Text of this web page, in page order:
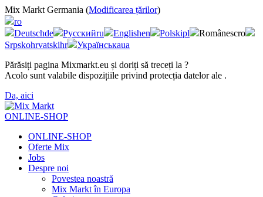
Mix Markt Germania (Modificarea țărilor)
ro
Deutschde Русскийru Englishen Polskipl Românescro
Srpskohrvatskihr Українськаua
Părăsiți pagina Mixmarkt.eu și doriți să treceți la ?
Acolo sunt valabile dispozițiile privind protecția datelor ale .
Da, aici
ONLINE-SHOP
ONLINE-SHOP
Oferte Mix
Jobs
Despre noi
Povestea noastră
Mix Markt în Europa